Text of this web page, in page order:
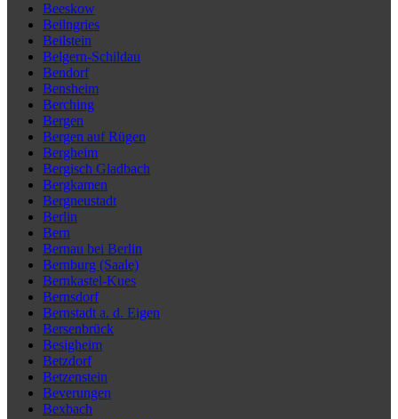
Beeskow
Beilngries
Beilstein
Belgern-Schildau
Bendorf
Bensheim
Berching
Bergen
Bergen auf Rügen
Bergheim
Bergisch Gladbach
Bergkamen
Bergneustadt
Berlin
Bern
Bernau bei Berlin
Bernburg (Saale)
Bernkastel-Kues
Bernsdorf
Bernstadt a. d. Eigen
Bersenbrück
Besigheim
Betzdorf
Betzenstein
Beverungen
Bexbach